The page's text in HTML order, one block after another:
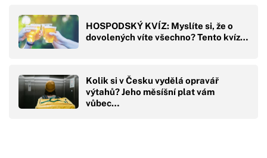
HOSPODSKÝ KVÍZ: Myslíte si, že o
dovolených víte všechno? Tento kvíz…
Kolik si v Česku vydělá opravář
výtahů? Jeho měsíšní plat vám
vůbec…